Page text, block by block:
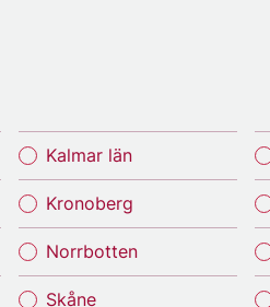
Kalmar län
Kronoberg
Norrbotten
Skåne